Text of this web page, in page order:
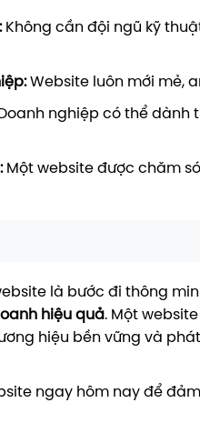
Không cần đội ngũ kỹ
Website luôn mới mẻ,
nghiệp có thể dành
Một website được chăm
là bước đi thông
hiệu quả. Một
hiệu bền vững và
ngay hôm nay để